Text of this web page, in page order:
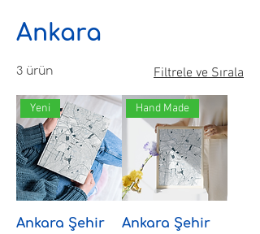
Ankara
3 ürün Filtrele ve Sırala
Yeni
Ankara Şehir
Hand Made
Ankara Şehir